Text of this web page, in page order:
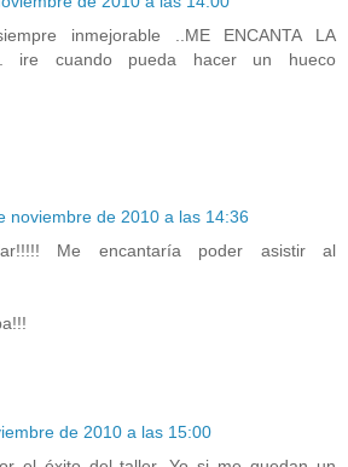
inmejorable ..ME ENCANTA LA
ire cuando pueda hacer un hueco
noviembre de 2010 a las 14:36
Me encantaría poder asistir al
de 2010 a las 15:00